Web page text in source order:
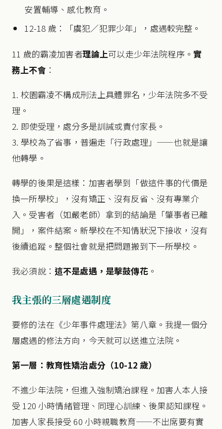
安置輔導、感化教育。
12-18 歲：「虞犯／犯罪少年」，處遇較完整。
11 歲的霸凌加害者理論上可以走少年法院程序。 實
務上不會 ：
1. 校園霸凌不構成刑法上具體罪名，少年法院多不受
理。
2. 即使受理，處分多是訓誡或責付家長。
3. 學校為了省事，普遍走「行政處理」——也就是讓
他轉學。
轉學的後果是這樣：加害者學到「做這件事的代價是
換一所學校」，沒有矯正、沒有反省、沒有專業介
入。受害者（如嚴老師）拿到的結論是「肇事者已離
開」，案件結案。新學校在不知情狀況下接收，沒有
後續追蹤。整個社會就是把問題搬到下一所學校。
我必須說： 這不是處遇，是擊鼓傳花。
我主張的三層處遇制度
要修的法在《少年事件處理法》第八章。我提一個分
層處遇的修法方向，今天就可以送進立法院。
第一層：教育性矯治處分（10-12 歲）
不進少年法院，但進入強制矯治課程。加害人本人接
受 120 小時情緒管理、同理心訓練、後果認知課程。
加害人家長接受 60 小時親職教育——不出席要有實